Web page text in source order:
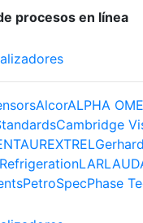
procesos en línea
AlcorALPHA
Cambridge
EXTREL
LAR
PetroSpecPhase